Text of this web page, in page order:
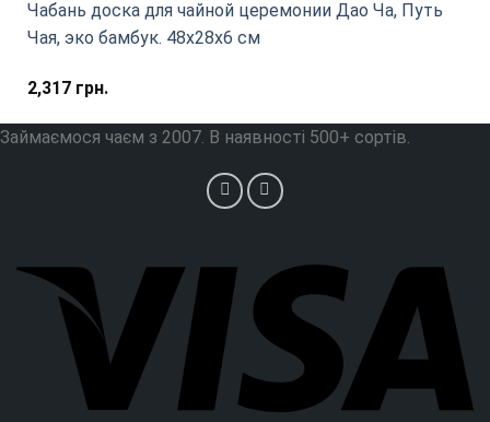
Чабань доска для чайной церемонии Дао Ча, Путь
Чая, эко бамбук. 48х28х6 см
2,317грн.
Займаємося чаєм з 2007. В наявності 500+ сортів.